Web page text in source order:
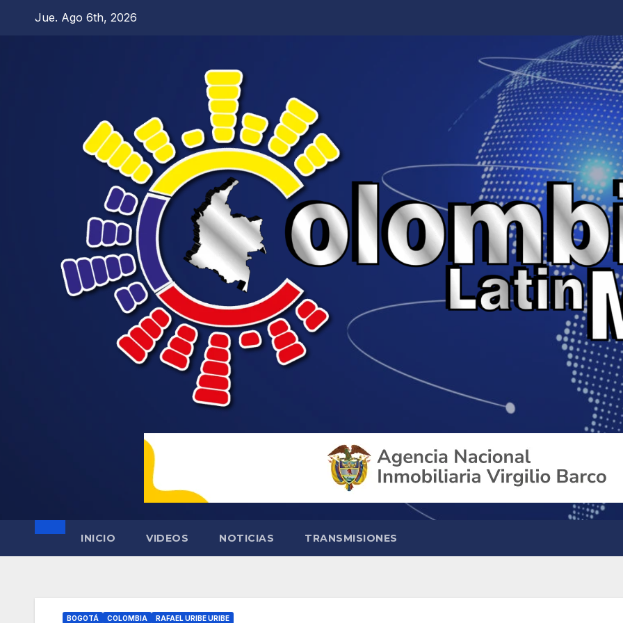
Jue. Ago 6th, 2026
INICIO VIDEOS NOTICIAS TRANSMISIONES
BOGOTÁ COLOMBIA RAFAEL URIBE URIBE